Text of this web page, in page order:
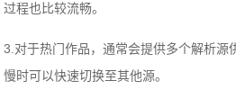
过程也比较流畅。
3.对于热门作品，通常会提供多个解析源
慢时可以快速切换至其他源。